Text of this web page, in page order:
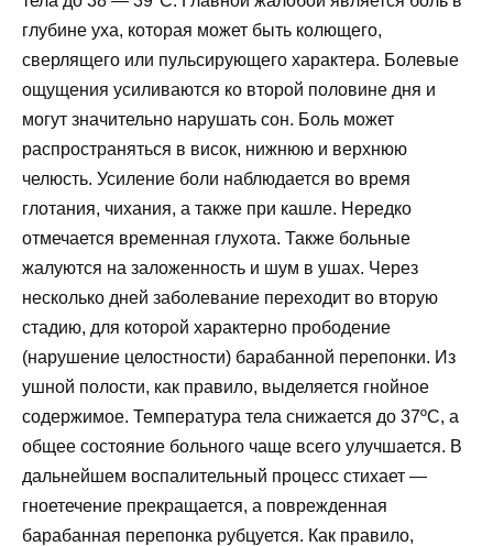
глубине уха, которая может быть колющего,
сверлящего или пульсирующего характера. Болевые
ощущения усиливаются ко второй половине дня и
могут значительно нарушать сон. Боль может
распространяться в висок, нижнюю и верхнюю
челюсть. Усиление боли наблюдается во время
глотания, чихания, а также при кашле. Нередко
отмечается временная глухота. Также больные
жалуются на заложенность и шум в ушах. Через
несколько дней заболевание переходит во вторую
стадию, для которой характерно прободение
(нарушение целостности) барабанной перепонки. Из
ушной полости, как правило, выделяется гнойное
содержимое. Температура тела снижается до 37ºС, а
общее состояние больного чаще всего улучшается. В
дальнейшем воспалительный процесс стихает —
гноетечение прекращается, а поврежденная
барабанная перепонка рубцуется. Как правило,